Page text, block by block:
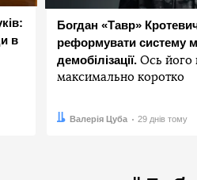
в
Богдан «Тавр»
реформувати систему
демобілізації. Ось його
максимально коротко
Автор:
Валерія Цуба
Дата: 29 днів тому